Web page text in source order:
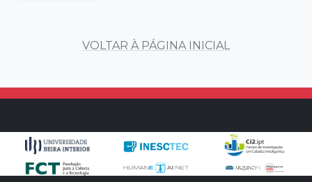
VOLTAR À PÁGINA INICIAL